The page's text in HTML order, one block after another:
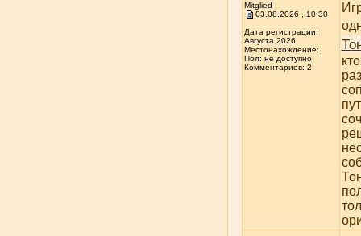
Mitglied
03.08.2026 , 10:30
Дата регистрации:
Августа 2026
Местонахождение:
Пол: не доступно
Комментариев: 2